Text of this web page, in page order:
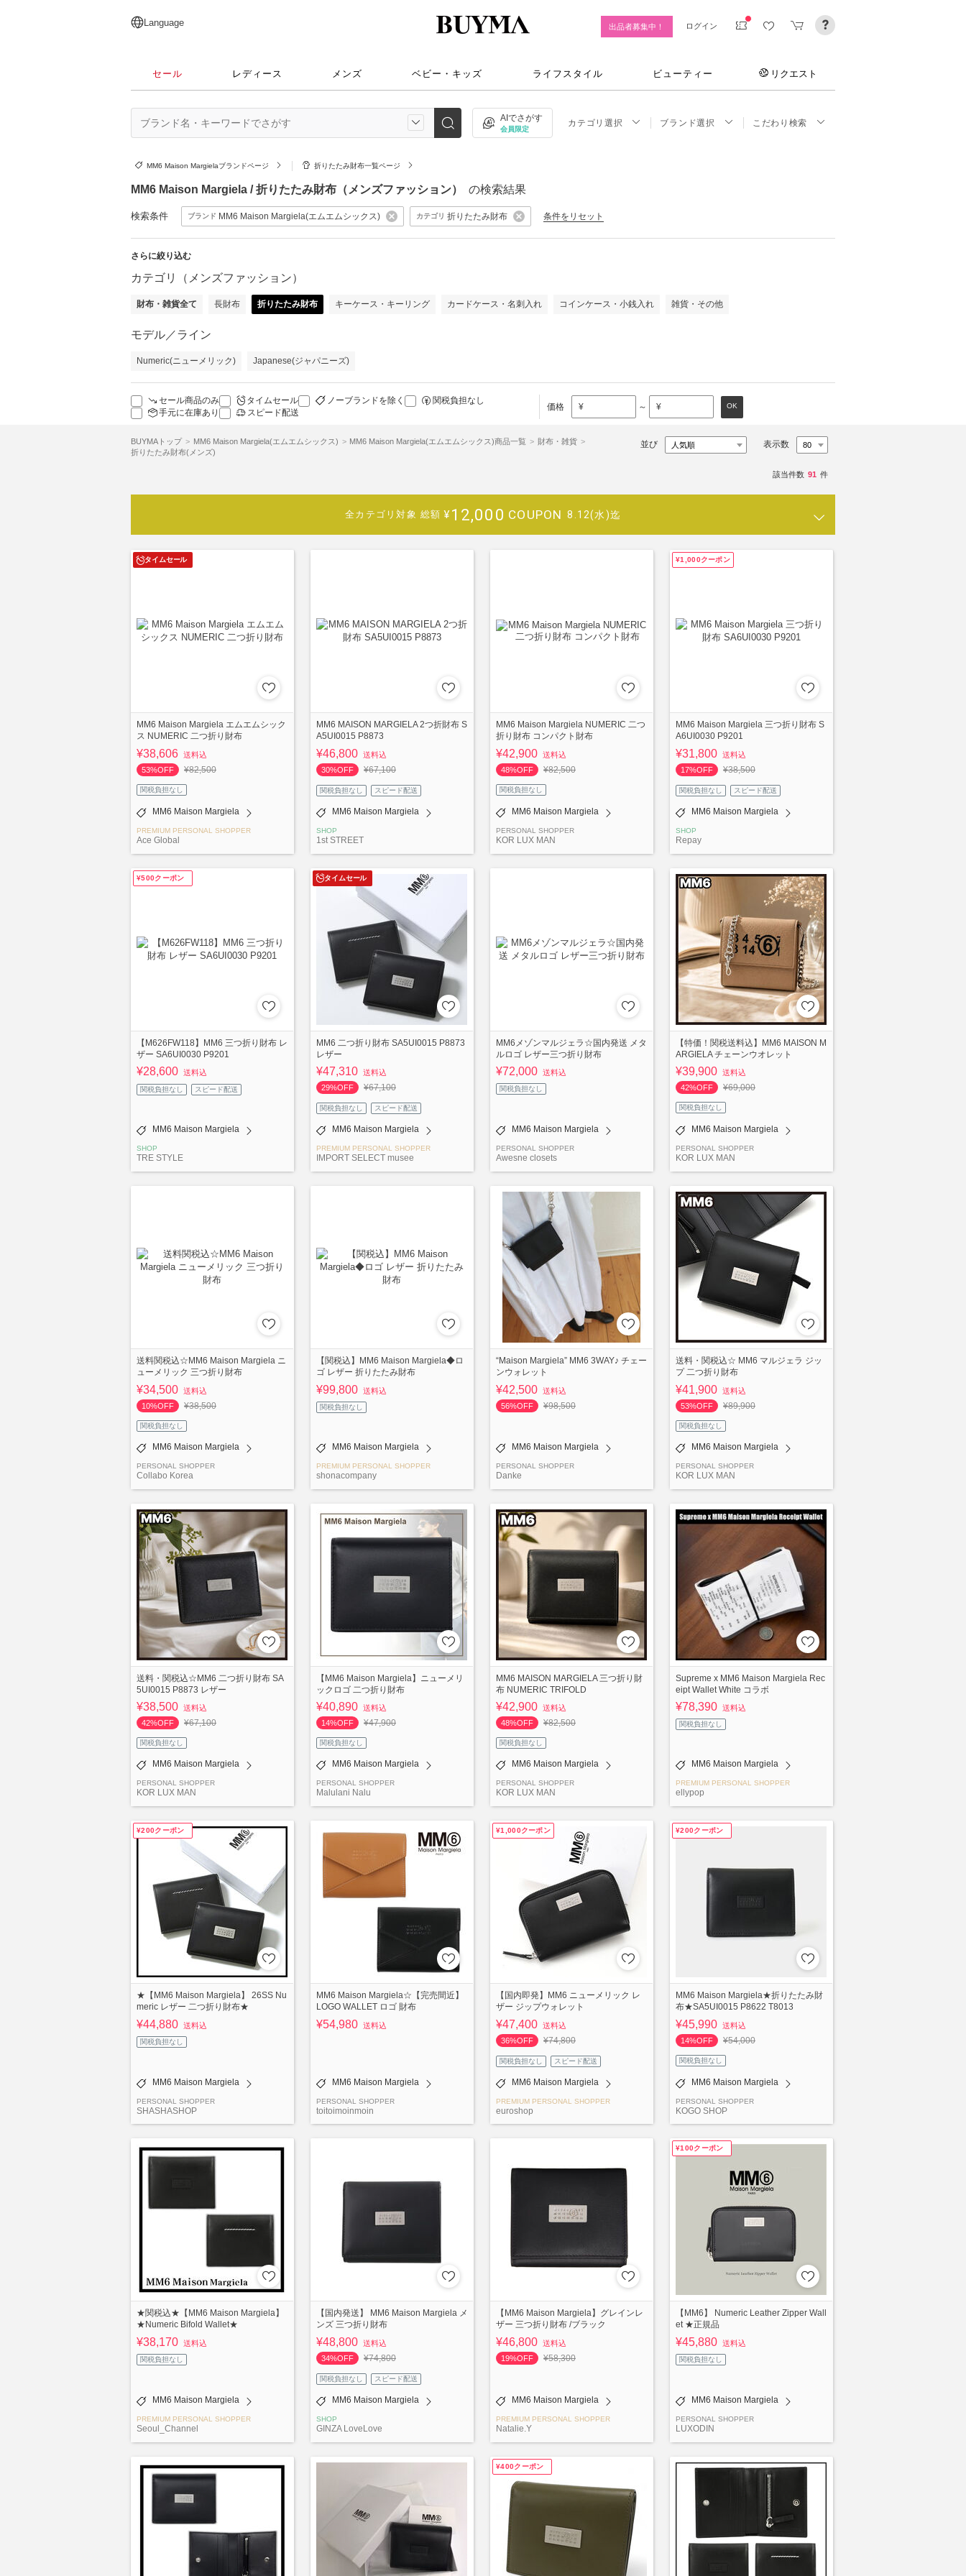
日本語
English
简体中文
繁體中文
Language 出品者募集中！ ログイン
セール レディース メンズ ベビー・キッズ ライフスタイル ビューティー リクエスト
AIでさがす
会員限定
カテゴリ選択 ブランド選択 こだわり検索
MM6 Maison Margielaブランドページ 折りたたみ財布一覧ページ
MM6 Maison Margiela / 折りたたみ財布（メンズファッション） の検索結果
検索条件 ブランド MM6 Maison Margiela(エムエムシックス) カテゴリ 折りたたみ財布 条件をリセット
さらに絞り込む
カテゴリ（メンズファッション）
財布・雑貨全て 長財布 折りたたみ財布 キーケース・キーリング カードケース・名刺入れ コインケース・小銭入れ 雑貨・その他
モデル／ライン
Numeric(ニューメリック) Japanese(ジャパニーズ)
セール商品のみ タイムセール ノーブランドを除く
関税負担なし
手元に在庫あり
スピード配送
価格 ¥ ～ ¥ OK
BUYMAトップ MM6 Maison Margiela(エムエムシックス) MM6 Maison Margiela(エムエムシックス)商品一覧
財布・雑貨
折りたたみ財布(メンズ)
並び 表示数
該当件数 91 件
全カテゴリ対象 総額 ¥12,000 COUPON 8.12(水)迄
タイムセール
MM6 Maison Margiela エムエムシック
ス NUMERIC 二つ折り財布
¥38,606 送料込
53%OFF
¥82,500
関税負担なし
MM6 Maison Margiela
PREMIUM PERSONAL SHOPPER
Ace Global
MM6 MAISON MARGIELA 2つ折財布 S
A5UI0015 P8873
¥46,800 送料込
30%OFF
¥67,100
関税負担なし スピード配送
MM6 Maison Margiela
SHOP
1st STREET
MM6 Maison Margiela NUMERIC 二つ
折り財布 コンパクト財布
¥42,900 送料込
48%OFF
¥82,500
関税負担なし
MM6 Maison Margiela
PERSONAL SHOPPER
KOR LUX MAN
¥1,000クーポン
MM6 Maison Margiela 三つ折り財布 S
A6UI0030 P9201
¥31,800 送料込
17%OFF
¥38,500
関税負担なし スピード配送
MM6 Maison Margiela
SHOP
Repay
¥500クーポン
【M626FW118】MM6 三つ折り財布 レ
ザー SA6UI0030 P9201
¥28,600 送料込
関税負担なし スピード配送
MM6 Maison Margiela
SHOP
TRE STYLE
タイムセール
MM6 二つ折り財布 SA5UI0015 P8873
レザー
¥47,310 送料込
29%OFF
¥67,100
関税負担なし スピード配送
MM6 Maison Margiela
PREMIUM PERSONAL SHOPPER
IMPORT SELECT musee
MM6メゾンマルジェラ☆国内発送 メタ
ルロゴ レザー三つ折り財布
¥72,000 送料込
関税負担なし
MM6 Maison Margiela
PERSONAL SHOPPER
Awesne closets
【特価！関税送料込】MM6 MAISON M
ARGIELA チェーンウオレット
¥39,900 送料込
42%OFF
¥69,000
関税負担なし
MM6 Maison Margiela
PERSONAL SHOPPER
KOR LUX MAN
送料関税込☆MM6 Maison Margiela ニ
ューメリック 三つ折り財布
¥34,500 送料込
10%OFF
¥38,500
関税負担なし
MM6 Maison Margiela
PERSONAL SHOPPER
Collabo Korea
【関税込】MM6 Maison Margiela◆ロ
ゴ レザー 折りたたみ財布
¥99,800 送料込
関税負担なし
MM6 Maison Margiela
PREMIUM PERSONAL SHOPPER
shonacompany
“Maison Margiela” MM6 3WAY♪ チェー
ンウォレット
¥42,500 送料込
56%OFF
¥98,500
MM6 Maison Margiela
PERSONAL SHOPPER
Danke
送料・関税込☆ MM6 マルジェラ ジッ
プ 二つ折り財布
¥41,900 送料込
53%OFF
¥89,900
関税負担なし
MM6 Maison Margiela
PERSONAL SHOPPER
KOR LUX MAN
送料・関税込☆MM6 二つ折り財布 SA
5UI0015 P8873 レザー
¥38,500 送料込
42%OFF
¥67,100
関税負担なし
MM6 Maison Margiela
PERSONAL SHOPPER
KOR LUX MAN
【MM6 Maison Margiela】ニューメリ
ックロゴ 二つ折り財布
¥40,890 送料込
14%OFF
¥47,900
関税負担なし
MM6 Maison Margiela
PERSONAL SHOPPER
Malulani Nalu
MM6 MAISON MARGIELA 三つ折り財
布 NUMERIC TRIFOLD
¥42,900 送料込
48%OFF
¥82,500
関税負担なし
MM6 Maison Margiela
PERSONAL SHOPPER
KOR LUX MAN
Supreme x MM6 Maison Margiela Rec
eipt Wallet White コラボ
¥78,390 送料込
関税負担なし
MM6 Maison Margiela
PREMIUM PERSONAL SHOPPER
ellypop
¥200クーポン
★【MM6 Maison Margiela】 26SS Nu
meric レザー 二つ折り財布★
¥44,880 送料込
関税負担なし
MM6 Maison Margiela
PERSONAL SHOPPER
SHASHASHOP
MM6 Maison Margiela☆【完売間近】
LOGO WALLET ロゴ 財布
¥54,980 送料込
MM6 Maison Margiela
PERSONAL SHOPPER
toitoimoinmoin
¥1,000クーポン
【国内即発】MM6 ニューメリック レ
ザー ジップウォレット
¥47,400 送料込
36%OFF
¥74,800
関税負担なし スピード配送
MM6 Maison Margiela
PREMIUM PERSONAL SHOPPER
euroshop
¥200クーポン
MM6 Maison Margiela★折りたたみ財
布★SA5UI0015 P8622 T8013
¥45,990 送料込
14%OFF
¥54,000
関税負担なし
MM6 Maison Margiela
PERSONAL SHOPPER
KOGO SHOP
★関税込★【MM6 Maison Margiela】
★Numeric Bifold Wallet★
¥38,170 送料込
関税負担なし
MM6 Maison Margiela
PREMIUM PERSONAL SHOPPER
Seoul_Channel
【国内発送】 MM6 Maison Margiela メ
ンズ 三つ折り財布
¥48,800 送料込
34%OFF
¥74,800
関税負担なし スピード配送
MM6 Maison Margiela
SHOP
GINZA LoveLove
【MM6 Maison Margiela】グレインレ
ザー 三つ折り財布 /ブラック
¥46,800 送料込
19%OFF
¥58,300
MM6 Maison Margiela
PREMIUM PERSONAL SHOPPER
Natalie.Y
¥100クーポン
【MM6】 Numeric Leather Zipper Wall
et ★正規品
¥45,880 送料込
関税負担なし
MM6 Maison Margiela
PERSONAL SHOPPER
LUXODIN
¥400クーポン